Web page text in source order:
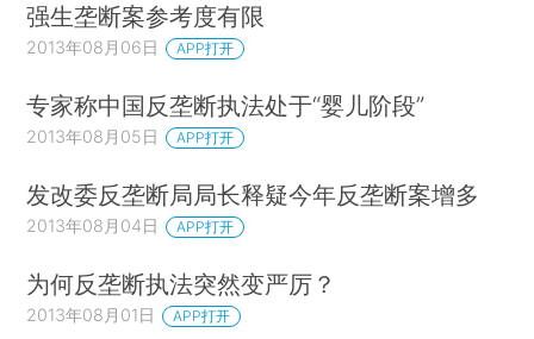
强生垄断案参考度有限
2013年08月06日 APP打开
专家称中国反垄断执法处于“婴儿阶段”
2013年08月05日 APP打开
发改委反垄断局局长释疑今年反垄断案增多
2013年08月04日 APP打开
为何反垄断执法突然变严厉？
2013年08月01日 APP打开